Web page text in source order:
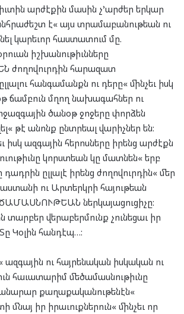
արժէքին մասին չ’արժեր երկար
է« այս տրամաբանութեան ու
կարեւոր հաստատում մը.
իշխանութիւնները
ժողովուրդին հարազատ
հանգամանքն ու դերը« մինչեւ իսկ
ճամբուն մղող նախագահներ ու
ծանօթ ջոջերը փորձեն
թէ անոնք ընտրեալ վարիչներ են:
իսկ ազգային հերոսները իրենց արժէքն
կորստեան կը մատնեն« երբ
դադրին ըլլալէ իրենց ժողովուրդին« մեր
ու Արտերկրի հայութեան
ներկայացուցիչը:
վերաբերմունք չունեցաւ իր
Կօլին հանդէպ…:
ազգային ու հայրենական իսկական ու
հաւատարիմ մեծամասնութիւնը
քաղաքականութենէն«
իր իրաւուքներուն« մինչեւ որ